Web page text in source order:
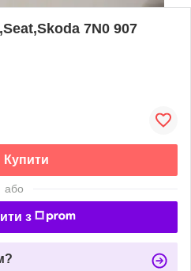
7N0 907
Купити
або
з